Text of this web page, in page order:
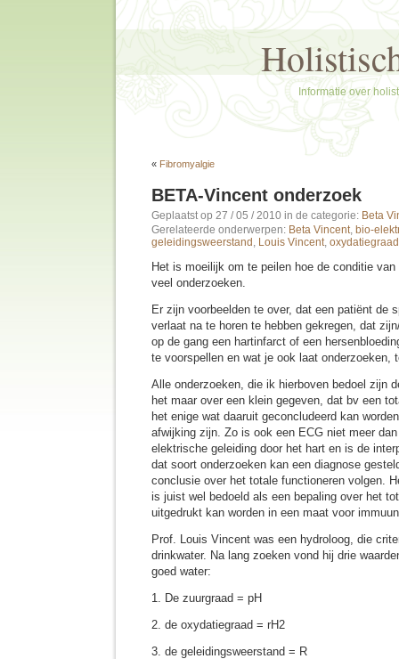
Informatie over
« Fibromyalgie
BETA-Vincent onderzoek
Geplaatst op 27 / 05 / 2010 in de categorie: Beta
Gerelateerde onderwerpen: Beta Vincent, bio-
geleidingsweerstand , Louis Vincent, oxydatiegraad
Het is moeilijk om te peilen hoe de conditie
veel onderzoeken.
Er zijn voorbeelden te over, dat een patiënt de
verlaat na te horen te hebben gekregen, dat
op de gang een hartinfarct of een
te voorspellen en wat je ook laat onderzoeken,
Alle onderzoeken, die ik hierboven bedoel zijn
het maar over een klein gegeven, dat bv een
het enige wat daaruit geconcludeerd kan
afwijking zijn. Zo is ook een ECG niet meer
elektrische geleiding door het hart en is de
dat soort onderzoeken kan een diagnose
conclusie over het totale functioneren volgen.
is juist wel bedoeld als een bepaling over het
uitgedrukt kan worden in een maat voor
Prof. Louis Vincent was een hydroloog, die
drinkwater. Na lang zoeken vond hij drie
goed water:
1. De zuurgraad = pH
2. de oxydatiegraad = rH2
3. de geleidingsweerstand = R